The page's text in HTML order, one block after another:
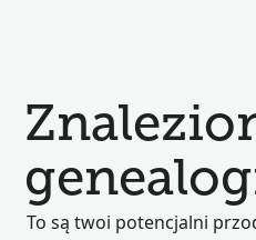
To są twoi potencjalni